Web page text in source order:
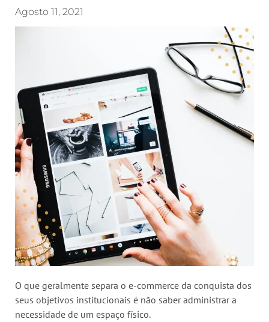
Agosto 11, 2021
O que geralmente separa o e-commerce da conquista dos
seus objetivos institucionais é não saber administrar a
necessidade de um espaço físico.